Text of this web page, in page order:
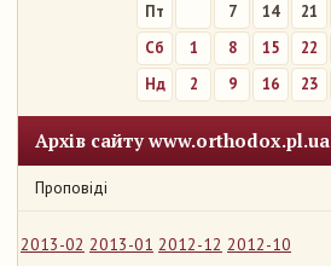
Пт
7 14 21
Сб
1 8 15 22
Нд
2 9 16 23
Архів сайту www.orthodox.pl.ua
Проповіді
2013-02 2013-01 2012-12 2012-10